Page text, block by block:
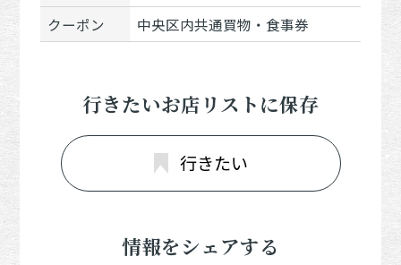
クーポン
中央区内共通買物・食事券
行きたいお店リストに保存
行きたい
情報をシェアする